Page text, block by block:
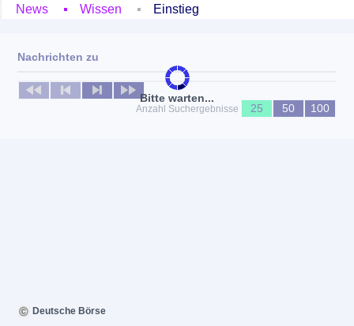
News
Wissen Einstieg
Bitte warten...
Nachrichten zu
Keine News verfügbar
Anzahl Suchergebnisse
25 50 100
Deutsche Börse